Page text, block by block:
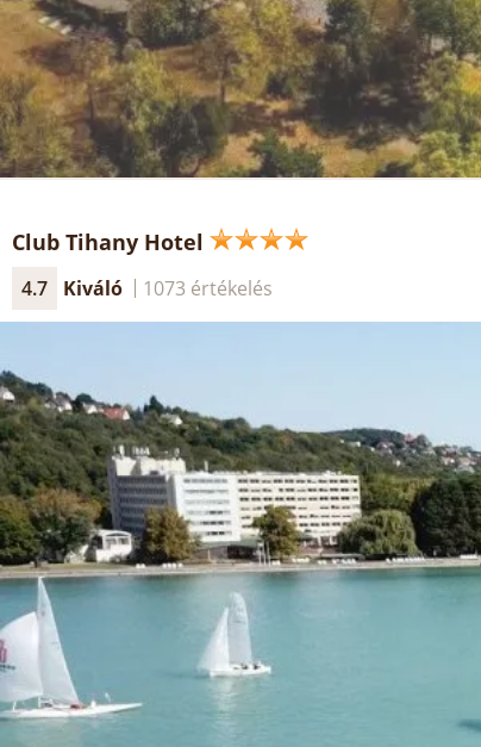
Club Tihany Hotel
4.7 Kiváló 1073 értékelés